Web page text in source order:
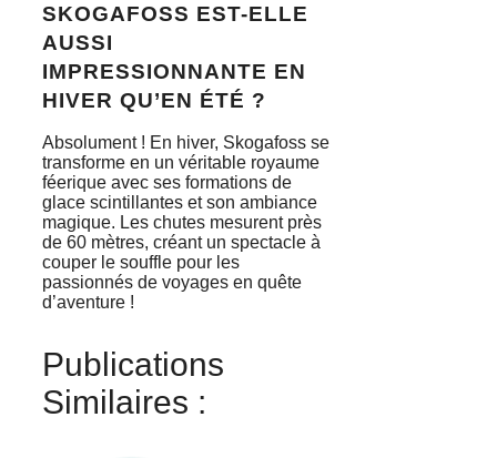
SKOGAFOSS EST-ELLE
AUSSI
IMPRESSIONNANTE EN
HIVER QU’EN ÉTÉ ?
Absolument ! En hiver, Skogafoss se
transforme en un véritable royaume
féerique avec ses formations de
glace scintillantes et son ambiance
magique. Les chutes mesurent près
de 60 mètres, créant un spectacle à
couper le souffle pour les
passionnés de voyages en quête
d’aventure !
Publications
Similaires :